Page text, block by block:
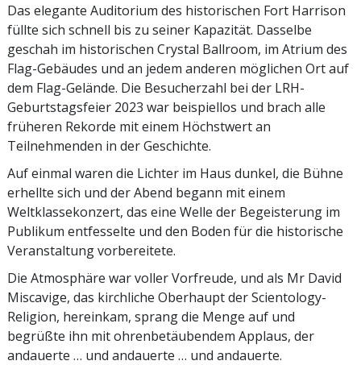
Das elegante Auditorium des historischen Fort Harrison
füllte sich schnell bis zu seiner Kapazität. Dasselbe
geschah im historischen Crystal Ballroom, im Atrium des
Flag-Gebäudes und an jedem anderen möglichen Ort auf
dem Flag-Gelände. Die Besucherzahl bei der LRH-
Geburtstagsfeier 2023 war beispiellos und brach alle
früheren Rekorde mit einem Höchstwert an
Teilnehmenden in der Geschichte.
Auf einmal waren die Lichter im Haus dunkel, die Bühne
erhellte sich und der Abend begann mit einem
Weltklassekonzert, das eine Welle der Begeisterung im
Publikum entfesselte und den Boden für die historische
Veranstaltung vorbereitete.
Die Atmosphäre war voller Vorfreude, und als Mr David
Miscavige, das kirchliche Oberhaupt der Scientology-
Religion, hereinkam, sprang die Menge auf und
begrüßte ihn mit ohrenbetäubendem Applaus, der
andauerte … und andauerte … und andauerte.